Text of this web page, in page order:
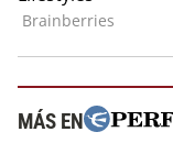
MÁS EN